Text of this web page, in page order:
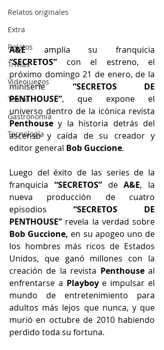
Relatos originales
Extra
Relatos
Trivias
Videojuegos
Teatro
Gastronomía
Tecnología
A&E amplía su franquicia
“SECRETOS” con el estreno, el
próximo domingo 21 de enero, de la
miniserie “SECRETOS DE
PENTHOUSE”, que expone el
Penthouse y la historia detrás del
ascenso y caída de su creador y
editor general Bob Guccione.
Luego del éxito de las series de la
franquicia “SECRETOS” de A&E, la
nueva producción de cuatro
episodios “SECRETOS DE
PENTHOUSE” revela la verdad sobre
Bob Guccione, en su apogeo uno de
los hombres más ricos de Estados
Unidos, que ganó millones con la
creación de la revista Penthouse al
enfrentarse a Playboy e impulsar el
mundo de entretenimiento para
adultos más lejos que nunca, y que
murió en octubre de 2010 habiendo
perdido toda su fortuna.